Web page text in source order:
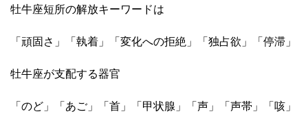
牡牛座短所の解放キーワードは
「頑固さ」「執着」「変化への拒絶」「独占欲」「停滞」
牡牛座が支配する器官
「のど」「あご」「首」「甲状腺」「声」「声帯」「咳」